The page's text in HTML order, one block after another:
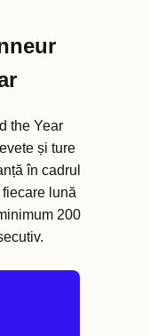
the Year
și ture
în cadrul
lună
200